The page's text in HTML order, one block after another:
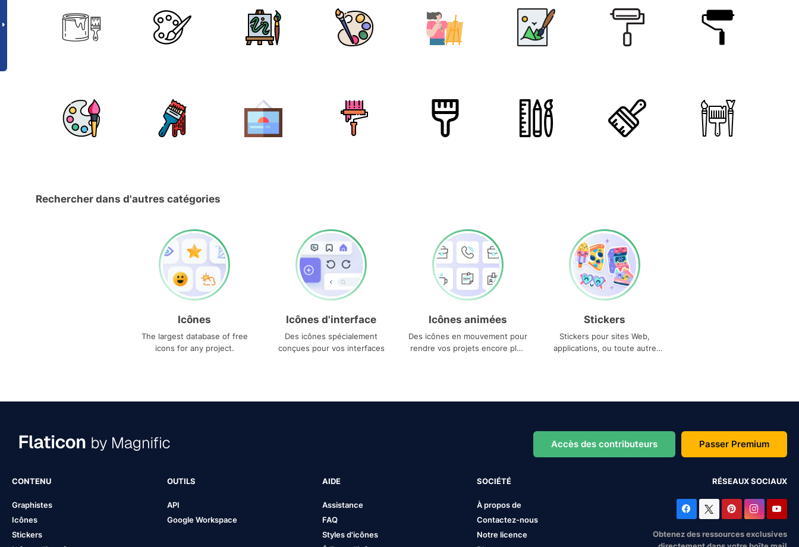
Rechercher dans d'autres catégories
Icônes
The largest database of free
icons for any project.
Icônes d'interface
Des icônes spécialement
conçues pour vos interfaces
Icônes animées
Des icônes en mouvement pour
rendre vos projets encore plus
Stickers
Stickers pour sites Web,
applications, ou toute autre
Accès des contributeurs Passer Premium
CONTENU
Graphistes
Icônes
Stickers
OUTILS
API
Google Workspace
AIDE
Assistance
FAQ
Styles d'icônes
SOCIÉTÉ
À propos de
Contactez-nous
Notre licence
RÉSEAUX SOCIAUX
Obtenez des ressources exclusives